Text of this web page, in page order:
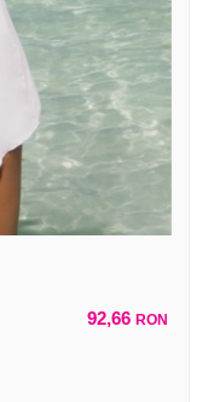
92,66 RON